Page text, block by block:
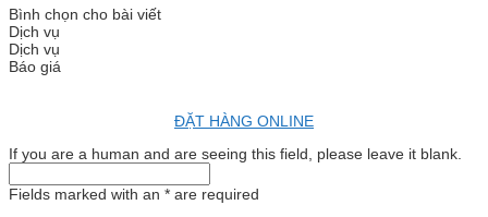
Bình chọn cho bài viết
Dịch vụ
Dịch vụ
Báo giá
ĐẶT HÀNG ONLINE
If you are a human and are seeing this field, please leave it blank.
Fields marked with an * are required